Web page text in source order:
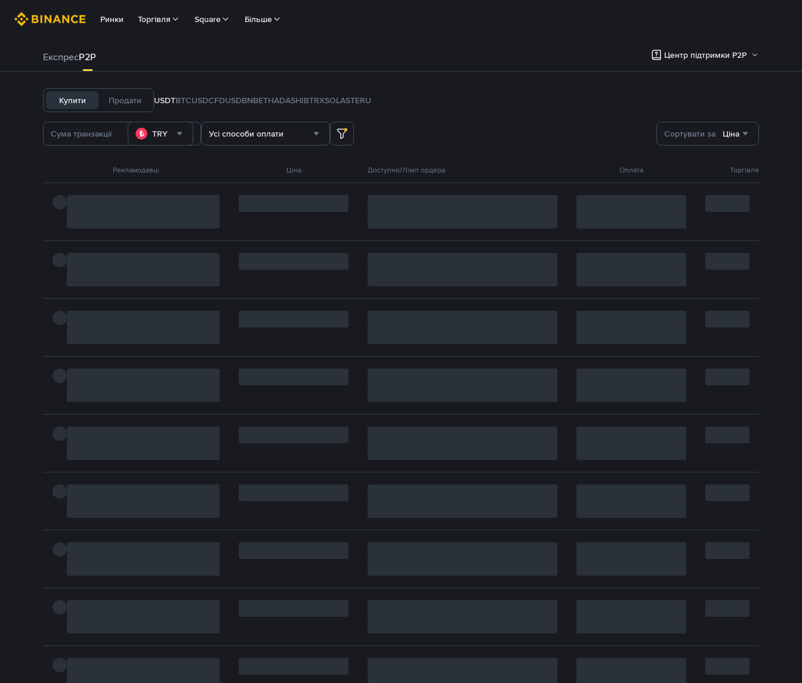
Ринки Торгівля Square Більше
ЕкспресP2P Центр підтримки P2P
Купити Продати USDTBTCUSDCFDUSDBNBETHADASHIBTRXSOLASTERU
TRY Усі способи оплати Сортувати за Ціна
Рекламодавці Ціна Доступно/Ліміт ордера Оплата Торгівля